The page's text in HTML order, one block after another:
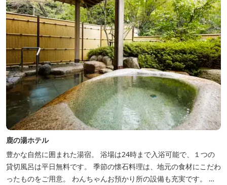
鹿の湯ホテル
豊かな自然に囲まれた湯宿。 浴場は24時まで入浴可能で、１つの
貸切風呂は平日無料です。 季節の懐石料理は、地元の食材にこだわ
ったものをご用意。 わんちゃんお預かり所の設備も充実です。 女